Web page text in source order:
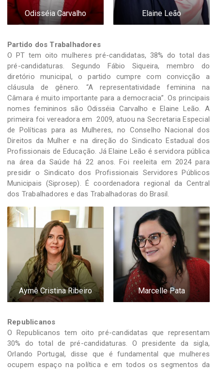
Odisséia Carvalho Elaine Leão
Partido dos Trabalhadores
O PT tem oito mulheres pré-candidatas, 38% do total das
pré-candidaturas. Segundo Fábio Siqueira, membro do
diretório municipal, o partido cumpre com convicção a
cláusula de gênero. “A representatividade feminina na
Câmara é muito importante para a democracia”. Os principais
nomes femininos são Odisséia Carvalho e Elaine Leão. A
primeira foi vereadora em 2009, atuou na Secretaria Especial
de Políticas para as Mulheres, no Conselho Nacional dos
Direitos da Mulher e na direção do Sindicato Estadual dos
Profissionais de Educação. Já Elaine Leão é servidora pública
na área da Saúde há 22 anos. Foi reeleita em 2024 para
presidir o Sindicato dos Profissionais Servidores Públicos
Municipais (Siprosep). É coordenadora regional da Central
dos Trabalhadores e das Trabalhadoras do Brasil.
Aymê Cristina Ribeiro Marcelle Pata
Republicanos
O Republicanos tem oito pré-candidatas que representam
30% do total de pré-candidaturas. O presidente da sigla,
Orlando Portugal, disse que é fundamental que mulheres
ocupem espaço na política e em todos os segmentos da